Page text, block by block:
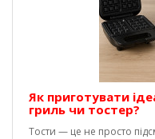
Як приготувати
гриль чи тостер?
Тости — це не просто